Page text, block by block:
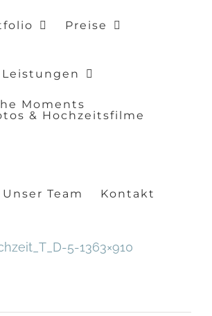
Preise
Leistungen
Unser Team Kontakt
5-1363×910